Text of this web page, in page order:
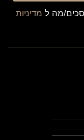
מה ל מדיניות